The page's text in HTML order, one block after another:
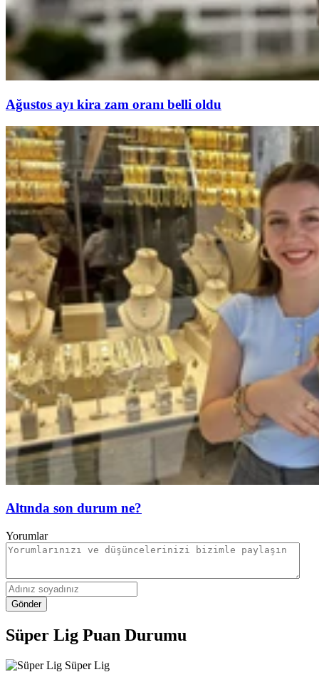
Ağustos ayı kira zam oranı belli oldu
Altında son durum ne?
Yorumlar
Gönder
Süper Lig Puan Durumu
Süper Lig